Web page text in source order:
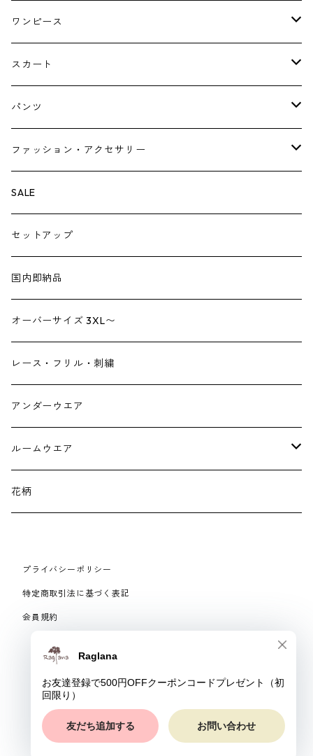
ジャケット
ブラウス・シャツ
Tシャツ・スウェット・パーカー
ニット・カーディガン
ベスト・ジレ
ワンピース
キャミソールワンピース
ジャンパースカート
スカート
ペチスカート
パンツ
レギンス
ペチパンツ
サロペット
ジャンプスーツ
デニム
ファッション・アクセサリー
バック
トートバック
ショルダーバック
シューズ
ブーツ
パンプス
帽子
ヘアーアクセサリー
ストール
つけ襟
イヤリング・ピアス
ネックレス・ブローチ
手袋、ハンドカバー
スマートフォンケース、バッグ
SALE
セットアップ
国内即納品
オーバーサイズ 3XL〜
レース・フリル・刺繍
アンダーウエア
ルームウエア
パジャマ
花柄
プライバシーポリシー
特定商取引法に基づく表記
会員規約